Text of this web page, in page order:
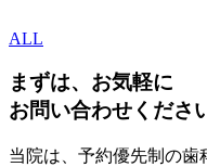
ALL
まずは、お気軽に
お問い合わせくださ
当院は、予約優先制の歯